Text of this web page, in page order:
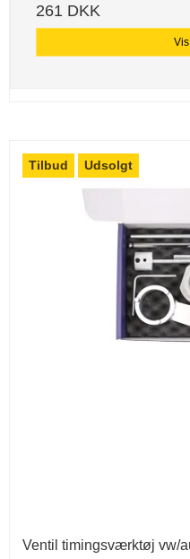
261 DKK
Tilbud Udsolgt
Ventil timingsværktøj vw/